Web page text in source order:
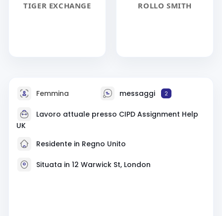
TIGER EXCHANGE ROLLO SMITH
Femmina messaggi 2
Lavoro attuale presso CIPD Assignment Help
UK
Residente in Regno Unito
Situata in 12 Warwick St, London